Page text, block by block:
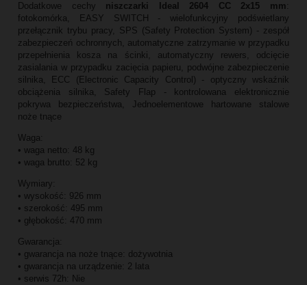
Dodatkowe cechy niszczarki Ideal 2604 CC 2x15 mm :
fotokomórka, EASY SWITCH - wielofunkcyjny podświetlany
przełącznik trybu pracy, SPS (Safety Protection System) - zespół
zabezpieczeń ochronnych, automatyczne zatrzymanie w przypadku
przepełnienia kosza na ścinki, automatyczny rewers, odcięcie
zasialania w przypadku zacięcia papieru, podwójne zabezpieczenie
silnika, ECC (Electronic Capacity Control) - optyczny wskaźnik
obciążenia silnika, Safety Flap - kontrolowana elektronicznie
pokrywa bezpieczeństwa, Jednoelementowe hartowane stalowe
noże tnące
Waga:
• waga netto: 48 kg
• waga brutto: 52 kg
Wymiary:
• wysokość: 926 mm
• szerokość: 495 mm
• głębokość: 470 mm
Gwarancja:
• gwarancja na noże tnące: dożywotnia
• gwarancja na urządzenie: 2 lata
• serwis 72h: Nie